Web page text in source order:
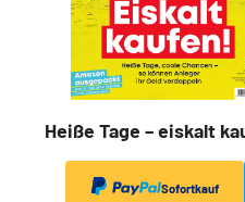
Heiße Tage – eiskalt
Sofortkauf